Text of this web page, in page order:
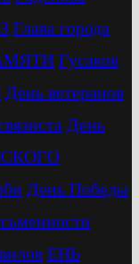
Глава города
Гусаков
День ветеранов
День
День Победы
ЕНЬ